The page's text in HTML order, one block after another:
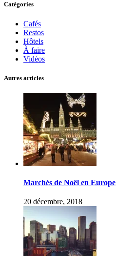
Catégories
Cafés
Restos
Hôtels
À faire
Vidéos
Autres articles
Marchés de Noël en Europe
20 décembre, 2018